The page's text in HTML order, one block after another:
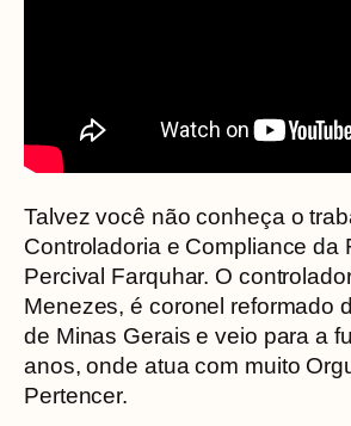
Talvez você não conheça o
Controladoria e Compliance da
Percival Farquhar. O
Menezes, é coronel reformado
de Minas Gerais e veio para a
anos, onde atua com muito
Pertencer.